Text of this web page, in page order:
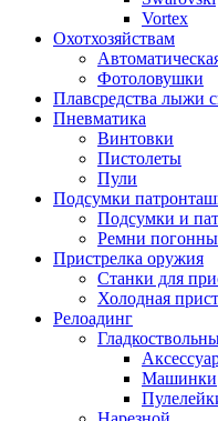
Vortex
Охотхозяйствам
Фотоловушки
Плавсредства лыжи
Пневматика
Винтовки
Пистолеты
Пули
Подсумки
Подсумки и
Ремни
Пристрелка оружия
Станки для
Холодная
Релоадинг
Машинки